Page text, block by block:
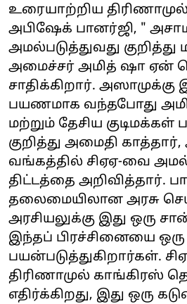
உரையாற்றிய
அபிஷேக் பானர்ஜி, "
அமல்படுத்துவது
அமைச்சர் அமித் ஷா
சாதிக்கிறார்.
பயணமாக வந்தபோது
மற்றும் தேசிய குடிமக்கள்
குறித்து அமைதி
வங்கத்தில் சிஏஏ-வை
திட்டத்தை அறிவித்தார்.
தலைமையிலான அரசு
அரசியலுக்கு இது ஒரு
இந்தப் பிரச்சினையை
பயன்படுத்துகிறார்கள்.
திரிணாமுல் காங்கிரஸ்
எதிர்க்கிறது, இது ஒரு